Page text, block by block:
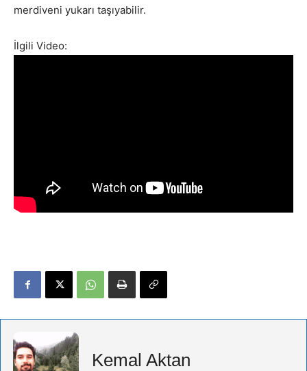
merdiveni yukarı taşıyabilir.
İlgili Video:
Kemal Aktan